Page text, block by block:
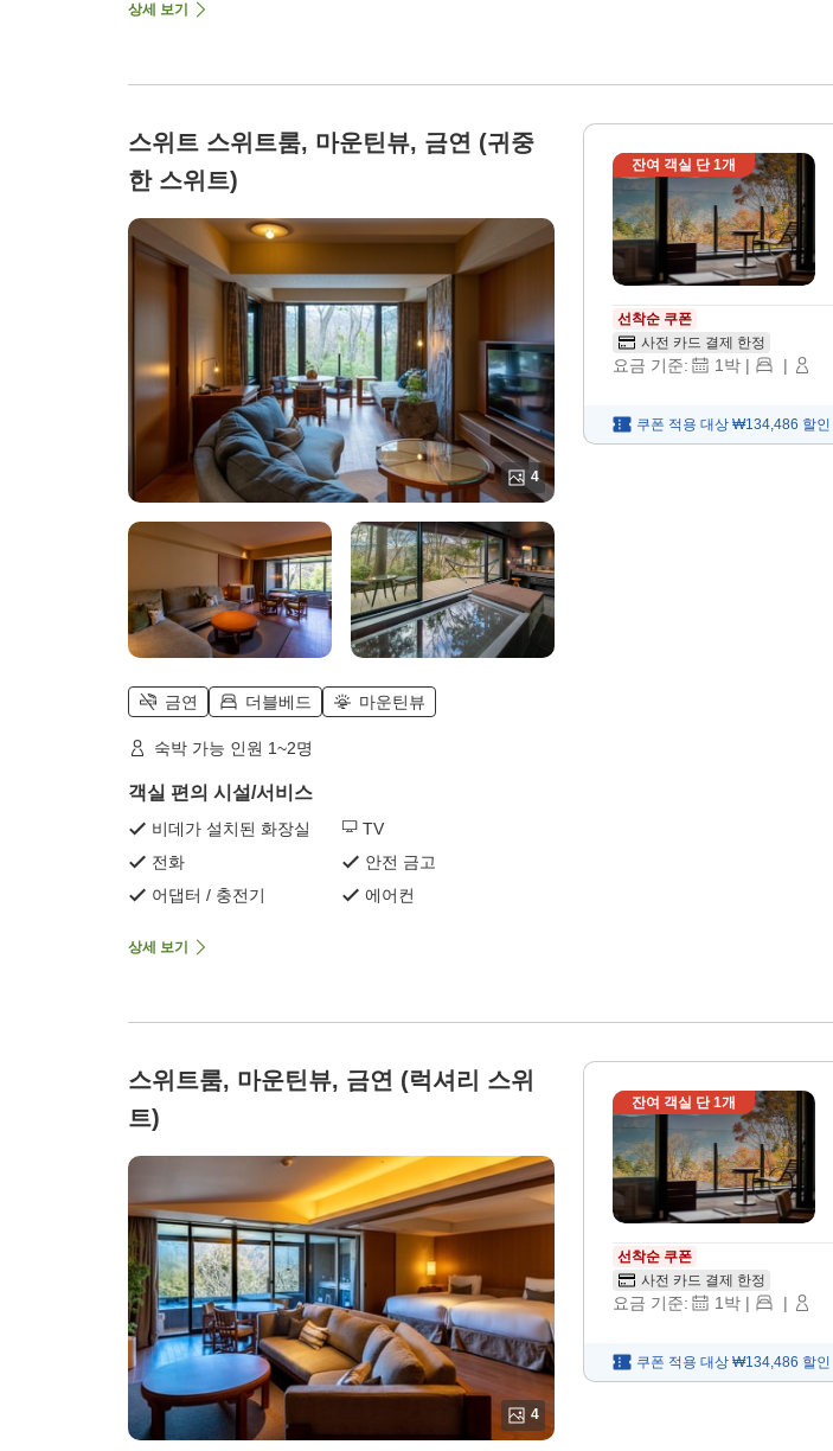
상세 보기
스위트 스위트룸, 마운틴뷰, 금연 (귀중
한 스위트)
4
금연 더블베드 마운틴뷰
숙박 가능 인원 1~2명
객실 편의 시설/서비스
비데가 설치된 화장실
TV
전화
안전 금고
어댑터 / 충전기
에어컨
상세 보기
잔여 객실 단1개
선착순 쿠폰
사전 카드 결제 한정
요금 기준: 1박 | |
쿠폰 적용 대상 ₩134,486 할인
스위트룸, 마운틴뷰, 금연 (럭셔리 스위
트)
4
잔여 객실 단1개
선착순 쿠폰
사전 카드 결제 한정
요금 기준: 1 박 | |
쿠폰 적용 대상 ₩134,486 할인